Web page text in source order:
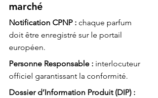
marché
Notification CPNP : chaque parfum
doit être enregistré sur le portail
européen.
Personne Responsable : interlocuteur
officiel garantissant la conformité.
Dossier d’Information Produit (DIP) :